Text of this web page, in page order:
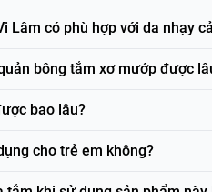
toàn từ xơ mướp thiên nhiên,
là nguyên liệu thân thiện
100%, không pha tạp.
gây kích ứng da.
Lâm có phù hợp với da nhạy
bông tắm xơ mướp được
bao lâu?
cho trẻ em không?